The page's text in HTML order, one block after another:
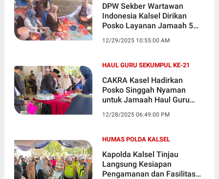
DPW Sekber Wartawan
Indonesia Kalsel Dirikan
Posko Layanan Jamaah 5
12/29/2025 10:55:00 AM
HAUL GURU SEKUMPUL KE-21
CAKRA Kasel Hadirkan
Posko Singgah Nyaman
untuk Jamaah Haul Guru
12/28/2025 06:49:00 PM
HUMAS POLDA KALSEL
Kapolda Kalsel Tinjau
Langsung Kesiapan
Pengamanan dan Fasilitas